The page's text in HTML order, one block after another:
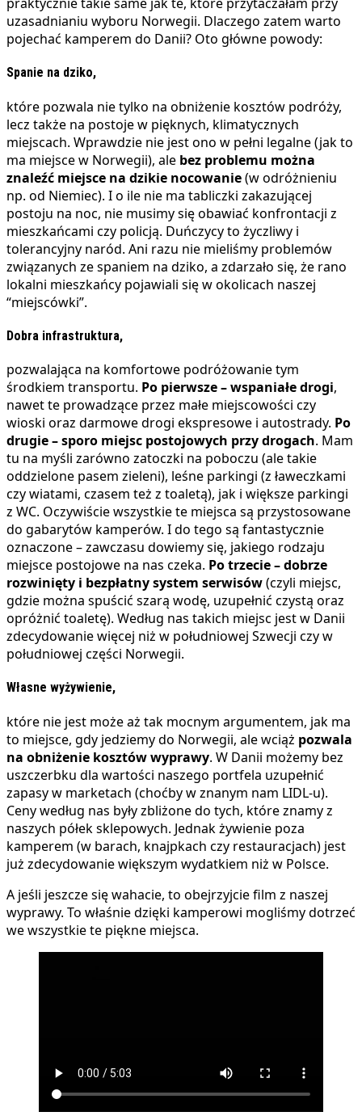
uzasadnianiu wyboru Norwegii. Dlaczego zatem warto
pojechać kamperem do Danii? Oto główne powody:
Spanie na dziko,
które pozwala nie tylko na obniżenie kosztów podróży,
lecz także na postoje w pięknych, klimatycznych
miejscach. Wprawdzie nie jest ono w pełni legalne (jak to
ma miejsce w Norwegii), ale bez problemu można
znaleźć miejsce na dzikie nocowanie(w odróżnieniu
np. od Niemiec). I o ile nie ma tabliczki zakazującej
postoju na noc, nie musimy się obawiać konfrontacji z
mieszkańcami czy policją. Duńczycy to życzliwy i
tolerancyjny naród. Ani razu nie mieliśmy problemów
związanych ze spaniem na dziko, a zdarzało się, że rano
lokalni mieszkańcy pojawiali się w okolicach naszej
“miejscówki”.
Dobra infrastruktura,
pozwalająca na komfortowe podróżowanie tym
środkiem transportu. Po pierwsze – wspaniałe drogi,
nawet te prowadzące przez małe miejscowości czy
wioski oraz darmowe drogi ekspresowe i autostrady. Po
drugie – sporo miejsc postojowych przy drogach. Mam
tu na myśli zarówno zatoczki na poboczu (ale takie
oddzielone pasem zieleni), leśne parkingi (z ławeczkami
czy wiatami, czasem też z toaletą), jak i większe parkingi
z WC. Oczywiście wszystkie te miejsca są przystosowane
do gabarytów kamperów. I do tego są fantastycznie
oznaczone – zawczasu dowiemy się, jakiego rodzaju
miejsce postojowe na nas czeka. Po trzecie – dobrze
rozwinięty i bezpłatnysystem serwisów(czyli miejsc,
gdzie można spuścić szarą wodę, uzupełnić czystą oraz
opróżnić toaletę). Według nas takich miejsc jest w Danii
zdecydowanie więcej niż w południowej Szwecji czy w
południowej części Norwegii.
Własne wyżywienie,
które nie jest może aż tak mocnym argumentem, jak ma
to miejsce, gdy jedziemy do Norwegii, ale wciąż pozwala
na obniżenie kosztów wyprawy. W Danii możemy bez
uszczerbku dla wartości naszego portfela uzupełnić
zapasy w marketach (choćby w znanym nam LIDL-u).
Ceny według nas były zbliżone do tych, które znamy z
naszych półek sklepowych. Jednak żywienie poza
kamperem (w barach, knajpkach czy restauracjach) jest
już zdecydowanie większym wydatkiem niż w Polsce.
A jeśli jeszcze się wahacie, to obejrzyjcie film z naszej
wyprawy. To właśnie dzięki kamperowi mogliśmy dotrzeć
we wszystkie te piękne miejsca.